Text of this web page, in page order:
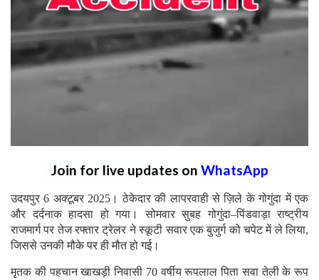
Join for live updates on WhatsApp
उदयपुर 6 अक्टूबर 2025। ठेकेदार की लापरवाही से ज़िले के गोगुंदा में एक
और दर्दनाक हादसा हो गया। सोमवार सुबह गोगुंदा–पिंडवाड़ा राष्ट्रीय
राजमार्ग पर तेज रफ्तार ट्रेलर ने स्कूटी सवार एक बुजुर्ग को चपेट में ले लिया,
जिससे उनकी मौके पर ही मौत हो गई।
मृतक की पहचान खाखड़ी निवासी 70 वर्षीय रूपलाल पिता सवा तेली के रूप